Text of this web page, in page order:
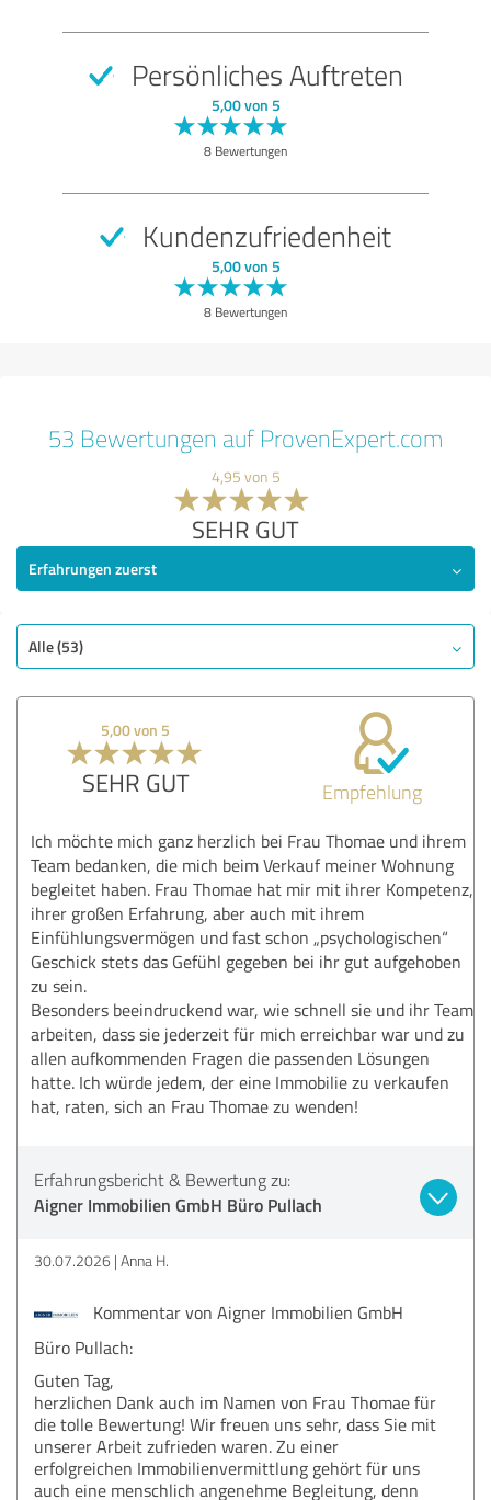
Persönliches Auftreten
5,00 von 5
8 Bewertungen
Kundenzufriedenheit
5,00 von 5
8 Bewertungen
53 Bewertungen auf ProvenExpert.com
4,95 von 5
SEHR GUT
Erfahrungen zuerst
Alle (53)
5,00 von 5
SEHR GUT Empfehlung
Ich möchte mich ganz herzlich bei Frau Thomae und ihrem
Team bedanken, die mich beim Verkauf meiner Wohnung
begleitet haben. Frau Thomae hat mir mit ihrer Kompetenz,
ihrer großen Erfahrung, aber auch mit ihrem
Einfühlungsvermögen und fast schon „psychologischen“
Geschick stets das Gefühl gegeben bei ihr gut aufgehoben
zu sein.
Besonders beeindruckend war, wie schnell sie und ihr Team
arbeiten, dass sie jederzeit für mich erreichbar war und zu
allen aufkommenden Fragen die passenden Lösungen
hatte. Ich würde jedem, der eine Immobilie zu verkaufen
hat, raten, sich an Frau Thomae zu wenden!
Erfahrungsbericht & Bewertung zu:
Aigner Immobilien GmbH Büro Pullach
30.07.2026 Anna H.
Kommentar von Aigner Immobilien GmbH
Büro Pullach:
Guten Tag,
herzlichen Dank auch im Namen von Frau Thomae für
die tolle Bewertung! Wir freuen uns sehr, dass Sie mit
unserer Arbeit zufrieden waren. Zu einer
erfolgreichen Immobilienvermittlung gehört für uns
auch eine menschlich angenehme Begleitung, denn